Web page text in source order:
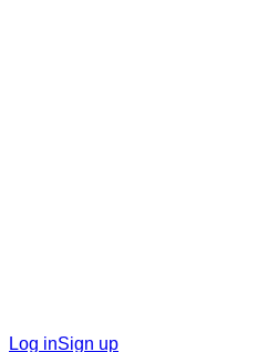
Log inSign up